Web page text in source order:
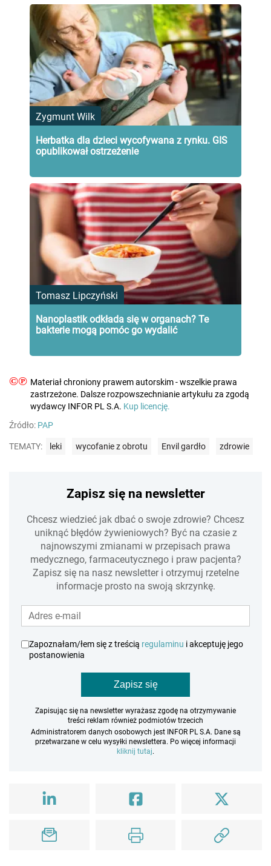
Zygmunt Wilk
Herbatka dla dzieci wycofywana z rynku. GIS
opublikował ostrzeżenie
Tomasz Lipczyński
Nanoplastik odkłada się w organach? Te
bakterie mogą pomóc go wydalić
©℗ Materiał chroniony prawem autorskim - wszelkie prawa
zastrzeżone. Dalsze rozpowszechnianie artykułu za zgodą
wydawcy INFOR PL S.A. Kup licencję.
Źródło: PAP
TEMATY: leki wycofanie z obrotu Envil gardło zdrowie
Zapisz się na newsletter
Chcesz wiedzieć jak dbać o swoje zdrowie? Chcesz
uniknąć błędów żywieniowych? Być na czasie z
najnowszymi zmianami w przepisach prawa
medycznego, farmaceutycznego i praw pacjenta?
Zapisz się na nasz newsletter i otrzymuj rzetelne
informacje prosto na swoją skrzynkę.
Zapoznałam/łem się z treścią regulaminu i akceptuję jego
postanowienia
Zapisz się
Zapisując się na newsletter wyrażasz zgodę na otrzymywanie
treści reklam również podmiotów trzecich
Administratorem danych osobowych jest INFOR PL S.A. Dane są
przetwarzane w celu wysyłki newslettera. Po więcej informacji
kliknij tutaj.